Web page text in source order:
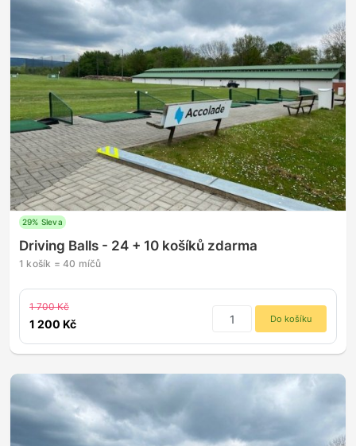
29% Sleva
Driving Balls - 24 + 10 košíků zdarma
1 košík = 40 míčů
1 700 Kč
1 200 Kč Do košíku